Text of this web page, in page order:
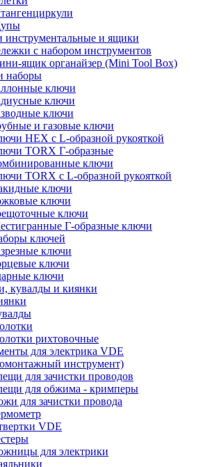
инструментальные и ящики
с набором инструментов
ящик органайзер (Mini Tool Box)
наборы
ключи
ключи
ключи
и газовые ключи
HEX с L-образной рукояткой
TORX Г-образные
ключи
TORX с L-образной рукояткой
ключи
ключи
ключи
Г-образные ключи
ключей
ключи
ключи
ключи
кувалды и киянки
рихтовочные
для электрика VDE
инструмент)
для зачистки проводов
для обжима - кримперы
для зачистки провода
VDE
для электрики